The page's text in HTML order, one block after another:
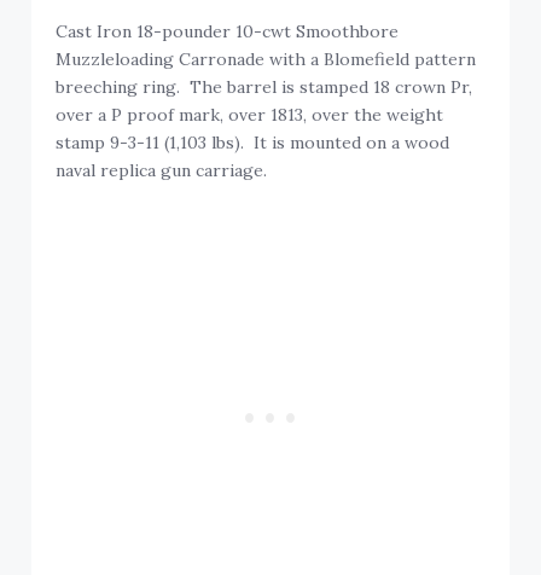
Cast Iron 18-pounder 10-cwt Smoothbore
Muzzleloading Carronade with a Blomefield pattern
breeching ring. The barrel is stamped 18 crown Pr,
over a P proof mark, over 1813, over the weight
stamp 9-3-11 (1,103 lbs). It is mounted on a wood
naval replica gun carriage.